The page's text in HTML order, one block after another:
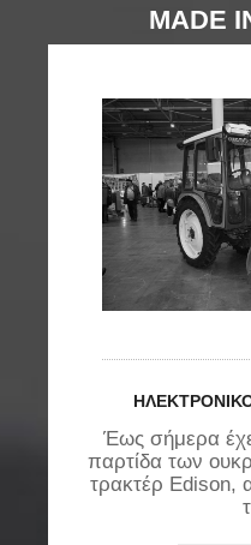
MADE
Έως σήμερα
παρτίδα των
τρακτέρ Edison,